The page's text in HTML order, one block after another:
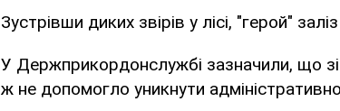
Зустрівши диких звірів у лісі, "герой"
У Держприкордонслужбі зазначили, що
ж не допомогло уникнути